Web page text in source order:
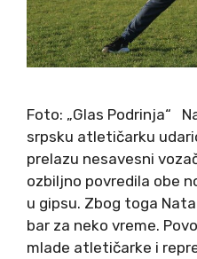
Foto: „Glas Podrinja“
srpsku atletičarku
prelazu nesavesni
ozbiljno povredila obe
u gipsu. Zbog toga
bar za neko vreme.
mlade atletičarke i